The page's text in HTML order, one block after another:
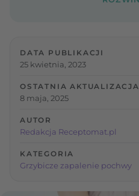
DATA PUBLIKACJI
25 kwietnia, 2023
OSTATNIA AKTUALIZACJA
8 maja, 2025
AUTOR
Redakcja Receptomat.pl
KATEGORIA
Grzybicze zapalenie pochwy